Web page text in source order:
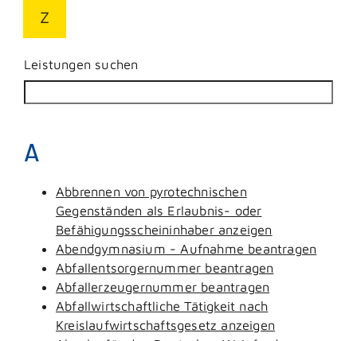
Z
Leistungen suchen
A
Abbrennen von pyrotechnischen
Gegenständen als Erlaubnis- oder
Befähigungsscheininhaber anzeigen
Abendgymnasium - Aufnahme beantragen
Abfallentsorgernummer beantragen
Abfallerzeugernummer beantragen
Abfallwirtschaftliche Tätigkeit nach
Kreislaufwirtschaftsgesetz anzeigen